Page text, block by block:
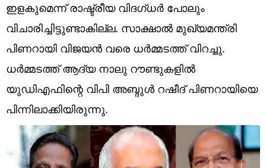
world
Technology
Religion
Web Story
Short Videos
ഇളകുമെന്ന് രാഷ്ട്രീയ വിദഗ്ധര്‍ പോലും
വിചാരിച്ചിട്ടുണ്ടാകില്ല. സാക്ഷാല്‍ മുഖ്യമന്ത്രി
പിണറായി വിജയന്‍ വരെ ധര്‍മ്മടത്ത് വിറച്ചു.
ധര്‍മ്മടത്ത് ആദ്യ നാലു റൗണ്ടുകളില്‍
യുഡിഎഫിന്റെ വിപി അബ്ദുള്‍ റഷീദ് പിണറായിയെ
പിന്നിലാക്കിയിരുന്നു.